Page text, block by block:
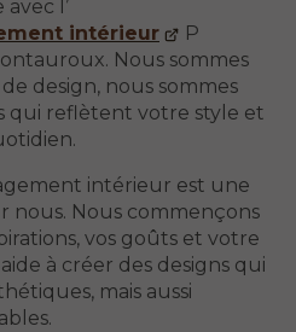
l’
intérieur
P
Nous sommes
design, nous sommes
qui reflètent votre style et
intérieur est une
Nous commençons
vos goûts et votre
à créer des designs qui
mais aussi